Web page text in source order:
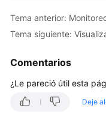
Tema anterior:
Tema siguiente:
Comentarios
¿Le pareció útil esta
Deje